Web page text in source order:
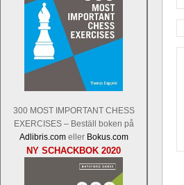
300 MOST IMPORTANT CHESS
EXERCISES – Beställ boken på
Adlibris.comeller Bokus.com
NY SCHACKBOK 2020